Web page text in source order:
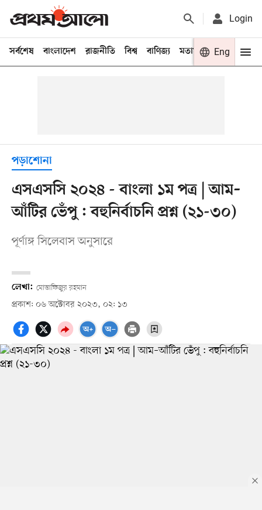
Login
সর্বশেষ বাংলাদেশ রাজনীতি বিশ্ব বাণিজ্য মতামত খেলা
Eng
পড়াশোনা
এসএসসি ২০২৪ - বাংলা ১ম পত্র | আম–
আঁটির ভেঁপু : বহুনির্বাচনি প্রশ্ন (২১-৩০)
পূর্ণাঙ্গ সিলেবাস অনুসারে
লেখা: মোস্তাফিজুর রহমান
প্রকাশ: ০৬ অক্টোবর ২০২৩, ০২: ১৩